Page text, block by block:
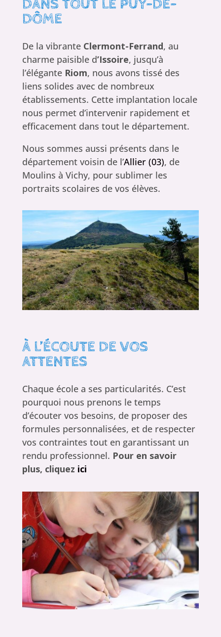
DANS TOUT LE PUY-DE-
DÔME
De la vibranteClermont-Ferrand, au
charme paisible d’Issoire, jusqu’à
l’élégante Riom, nous avons tissé des
liens solides avec de nombreux
établissements. Cette implantation locale
nous permet d’intervenir rapidement et
efficacement dans tout le département.
Nous sommes aussi présents dans le
département voisin de l’Allier (03), de
Moulins à Vichy, pour sublimer les
portraits scolaires de vos élèves.
À L’ÉCOUTE DE VOS
ATTENTES
Chaque école a ses particularités. C’est
pourquoi nous prenons le temps
d’écouter vos besoins, de proposer des
formules personnalisées, et de respecter
vos contraintes tout en garantissant un
rendu professionnel. Pour en savoir
plus, cliquez ici